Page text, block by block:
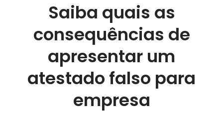
Saiba quais as
consequências de
apresentar um
atestado falso para
empresa